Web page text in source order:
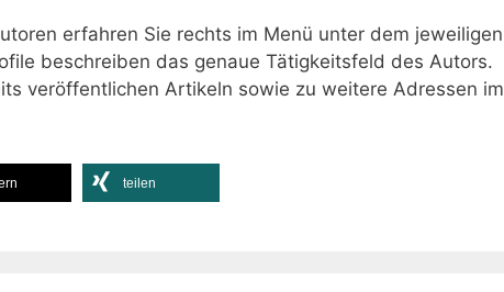
erfahren Sie rechts im Menü unter dem jeweiligen
beschreiben das genaue Tätigkeitsfeld des Autors.
veröffentlichen Artikeln sowie zu weitere Adressen im
teilen